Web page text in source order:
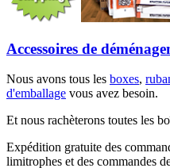
Accessoires de
Nous avons tous les boxes,
d'emballage vous avez besoin.
Et nous rachèterons toutes les
Expédition gratuite des
limitrophes et des commandes